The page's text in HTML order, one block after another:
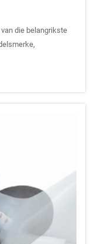
die belangrikste
wil
skuim een van